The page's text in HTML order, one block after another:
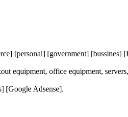
[personal] [government] [bussines]
equipment, office equipment,
[Google Adsense].